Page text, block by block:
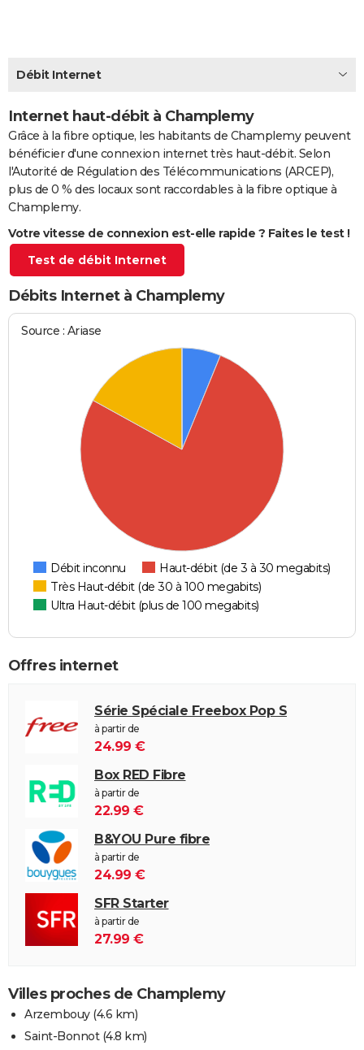
CARTE DE VOEUX
Carte de Noël
Carte Bonne année
Carte Saint-Valentin
Carte Pâques
Carte d'anniversaire
DICTIONNAIRE
PROGRAMME TV
COPAINS D'AVANT
S'inscrire
Se connecter
Lycées
Collèges
Primaires
Universités
Entreprises
Service militaire
Avis de recherche
Bricolage
Lifestyle
Culture
Sport
Auto
Television
Voyage
Cinema
Débit Internet
Internet haut-débit à Champlemy
Grâce à la fibre optique, les habitants de Champlemy peuvent
bénéficier d'une connexion internet très haut-débit. Selon
l'Autorité de Régulation des Télécommunications (ARCEP),
plus de 0 % des locaux sont raccordables à la fibre optique à
Champlemy.
Votre vitesse de connexion est-elle rapide ? Faites le test !
Test de débit Internet
Débits Internet à Champlemy
Source : Ariase
Débit inconnu
Haut-débit (de 3 à 30 megabits)
Très Haut-débit (de 30 à 100 megabits)
Ultra Haut-débit (plus de 100 megabits)
Offres internet
Série Spéciale Freebox Pop S
à partir de
24.99 €
Box RED Fibre
à partir de
22.99 €
B&YOU Pure fibre
à partir de
24.99 €
SFR Starter
à partir de
27.99 €
Villes proches de Champlemy
Arzembouy(4.6 km)
Saint-Bonnot(4.8 km)